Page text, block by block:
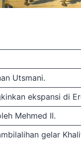
Utsmani.
ekspansi di
Mehmed II.
gelar